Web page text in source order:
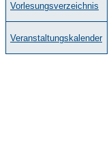
Vorlesungsverzeichnis
Veranstaltungskalender